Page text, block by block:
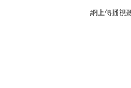
網上傳播視